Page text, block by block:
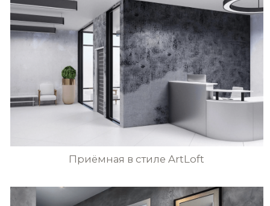
Эффект стен угольно-чёрного цвета
с элементами кружевного узора
РАЗРАБОТКА САЙТА
вся текстовая информация и графические изображения
находящиеся на сайте pratta-exclusive.ru, являются
собственностью pratta exclusive и/или его партнеров.
перепечатка, воспроизведение в любой форме,
распространение, в том числе в переводе, любых
материалов сайта возможны только с письменного
разрешения pratta exclusive